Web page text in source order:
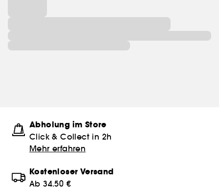
Abholung im Store
Click & Collect in 2h
Mehr erfahren
Kostenloser Versand
Ab 34.50 €